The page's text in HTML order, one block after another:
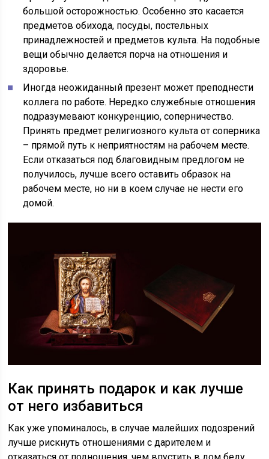
большой осторожностью. Особенно это касается
предметов обихода, посуды, постельных
принадлежностей и предметов культа. На подобные
вещи обычно делается порча на отношения и
здоровье.
Иногда неожиданный презент может преподнести
коллега по работе. Нередко служебные отношения
подразумевают конкуренцию, соперничество.
Принять предмет религиозного культа от соперника
– прямой путь к неприятностям на рабочем месте.
Если отказаться под благовидным предлогом не
получилось, лучше всего оставить образок на
рабочем месте, но ни в коем случае не нести его
домой.
Как принять подарок и как лучше
от него избавиться
Как уже упоминалось, в случае малейших подозрений
лучше рискнуть отношениями с дарителем и
отказаться от подношения, чем впустить в дом беду.